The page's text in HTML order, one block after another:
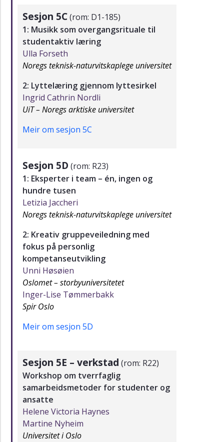
Sesjon 5C(rom: D1-185)
1: Musikk som overgangsrituale til
studentaktiv læring
Ulla Forseth
Noregs teknisk-naturvitskaplege universitet
2: Lyttelæring gjennom lyttesirkel
Ingrid Cathrin Nordli
UiT – Noregs arktiske universitet
Meir om sesjon 5C
Sesjon 5D (rom: R23)
1: Eksperter i team – én, ingen og
hundre tusen
Letizia Jaccheri
Noregs teknisk-naturvitskaplege universitet
2: Kreativ gruppeveiledning med
fokus på personlig
kompetanseutvikling
Unni Høsøien
Oslomet – storbyuniversitetet
Inger-Lise Tømmerbakk
Spir Oslo
Meir om sesjon 5D
Sesjon 5E – verkstad (rom: R22)
Workshop om tverrfaglig
samarbeidsmetoder for studenter og
ansatte
Helene Victoria Haynes
Martine Nyheim
Universitet i Oslo